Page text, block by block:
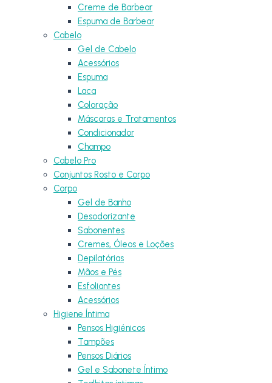
Creme de Barbear
Espuma de Barbear
Cabelo
Gel de Cabelo
Acessórios
Espuma
Laca
Coloração
Máscaras e Tratamentos
Condicionador
Champo
Cabelo Pro
Conjuntos Rosto e Corpo
Corpo
Gel de Banho
Desodorizante
Sabonentes
Cremes, Óleos e Loções
Depilatórias
Mãos e Pés
Esfoliantes
Acessórios
Higiene Íntima
Pensos Higiénicos
Tampões
Pensos Diários
Gel e Sabonete Íntimo